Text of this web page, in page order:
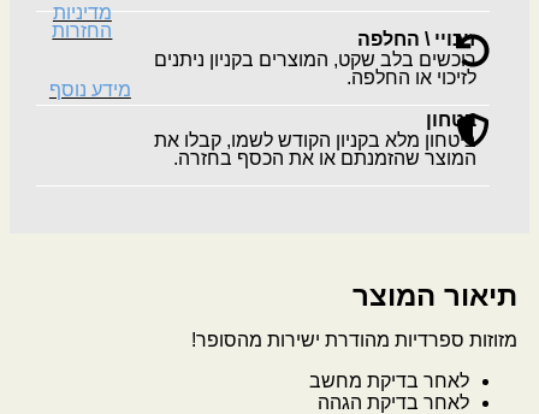
זיכויי \ החלפה
רוכשים בלב שקט, המוצרים בקניון ניתנים
לזיכוי או החלפה.
מדיניות
החזרות
בטחון
ביטחון מלא בקניון הקודש לשמו, קבלו את
המוצר שהזמנתם או את הכסף בחזרה.
מידע נוסף
תיאור המוצר
מזוזות ספרדיות מהודרת ישירות מהסופר!
לאחר בדיקת מחשב
לאחר בדיקת הגהה